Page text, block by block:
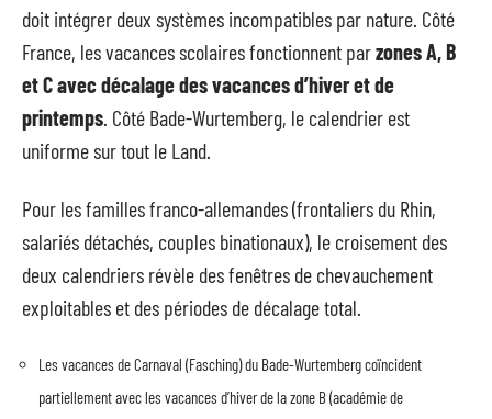
doit intégrer deux systèmes incompatibles par nature. Côté
France, les vacances scolaires fonctionnent parzones A, B
et C avec décalage des vacances d’hiver et de
printemps. Côté Bade-Wurtemberg, le calendrier est
uniforme sur tout le Land.
Pour les familles franco-allemandes (frontaliers du Rhin,
salariés détachés, couples binationaux), le croisement des
deux calendriers révèle des fenêtres de chevauchement
exploitables et des périodes de décalage total.
Les vacances de Carnaval (Fasching) du Bade-Wurtemberg coïncident
partiellement avec les vacances d’hiver de la zone B (académie de